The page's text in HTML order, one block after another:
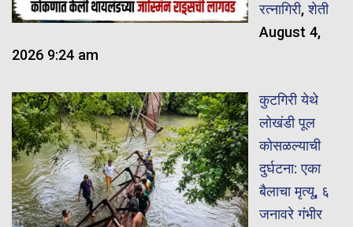
रत्नागिरी,शेती
August 4,
2026 9:24 am
कुटगिरी येथे
लोखंडी पूल
कोसळल्याची
दुर्घटना: एका
बैलाचा मृत्यू, ६
जनावरे गंभीर